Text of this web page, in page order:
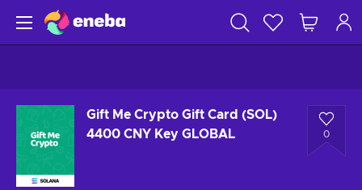
Gift Me Crypto Gift Card (SOL)
4400 CNY Key GLOBAL
0